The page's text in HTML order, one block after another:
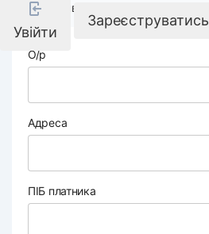
Увійти
Зареєструватись
Реквізити компанії
О/р
Адреса
ПІБ платника